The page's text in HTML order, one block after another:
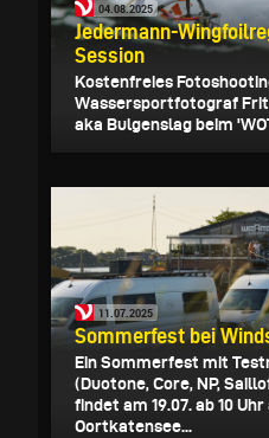
04.08.2025
Jedermann-
Session
Kostenfreies
Wassersportfotograf
aka Bulgenslag beim
11.07.2025
Sommerfest bei
Ein Sommerfest mit
(Duotone, Core, NP,
findet am 19.07. ab 10 Uhr
Oortkatensee...